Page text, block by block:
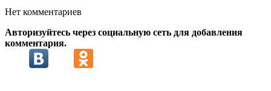
Нет комментариев
Авторизуйтесь через социальную сеть для добавления
комментария.